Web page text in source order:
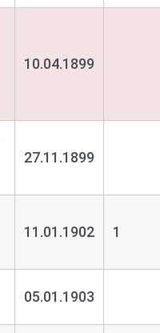
10.04.1899
27.11.1899
11.01.1902 1
05.01.1903